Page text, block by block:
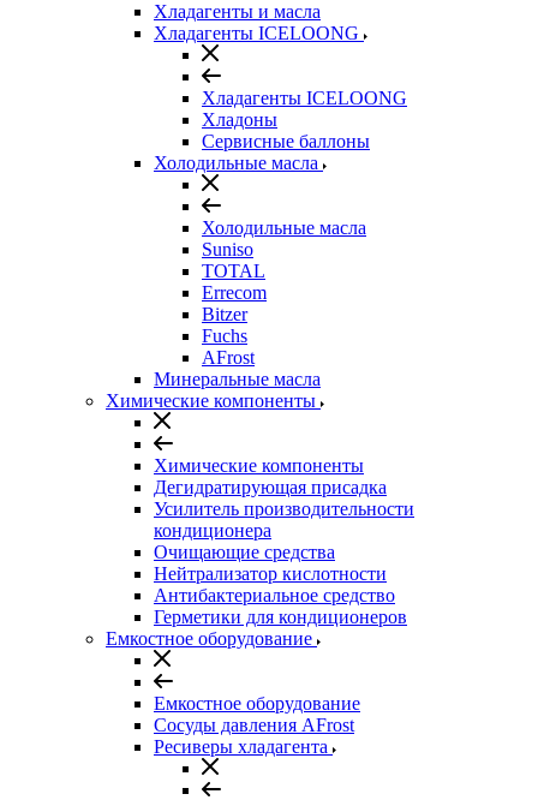
Хладагенты и масла
Хладагенты ICELOONG
Хладагенты ICELOONG
Хладоны
Сервисные баллоны
Холодильные масла
Холодильные масла
Suniso
TOTAL
Errecom
Bitzer
Fuchs
AFrost
Минеральные масла
Химические компоненты
Химические компоненты
Дегидратирующая присадка
Усилитель производительности
кондиционера
Очищающие средства
Нейтрализатор кислотности
Антибактериальное средство
Герметики для кондиционеров
Емкостное оборудование
Емкостное оборудование
Сосуды давления AFrost
Ресиверы хладагента